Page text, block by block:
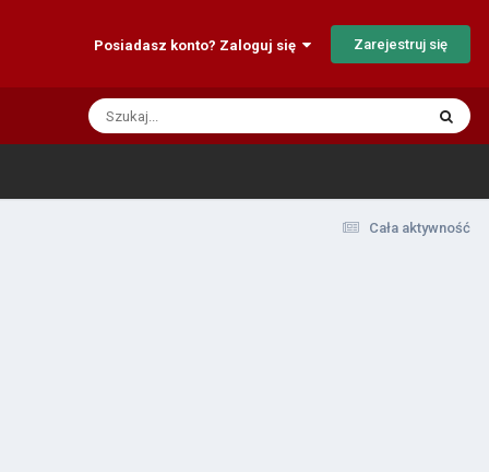
Posiadasz konto? Zaloguj się Zarejestruj się
Cała aktywność